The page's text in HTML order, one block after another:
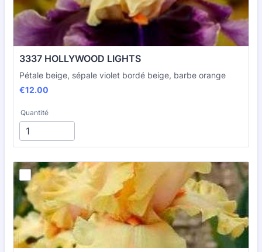
3337 HOLLYWOOD LIGHTS
Pétale beige, sépale violet bordé beige, barbe orange
€12.00
€12.00
Quantité